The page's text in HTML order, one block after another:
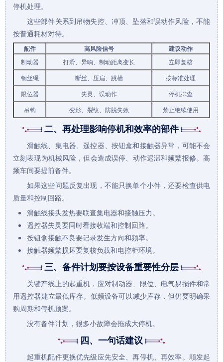
停机处理。
这些部件关系到吊物失控、冲顶、坠落和误动作风险，不能
按普通耗材对待。
配件 高风险信号 建议动作
制动器 打滑、异响、制动距离变长
立即复核
钢丝绳
断丝、压扁、跳槽
按标准处理
限位器
失灵、误动作
停机排查
吊钩
变形、裂纹、防脱失效 禁止继续使用
二、再处理影响停机和效率的部件
滑触线、集电器、遥控器、按钮盒和接触器异常，可能不会
立刻表现为机械风险，但会造成误停、动作迟滞和频繁报修。高
频车间要提前备件。
如果这些问题反复出现，不能只换单个小件，还要检查供电
质量和控制回路。
滑触线接头发热要联查集电器和接触压力。
遥控器失灵要同时看接收端和控制回路。
按钮盒接触不良要记录发生方向和频率。
接触器频繁损坏要复核负载和电控柜环境。
三、备件计划要按设备重要性分层
关键产线上的起重机 ，应对制动器、限位、电气易损件和常
用遥控器建立最低库存。低频设备可以减少库存，但仍要明确采
购周期和停机预案。
没有备件计划，很多小故障会拖成大停机。
四、一句话建议
起重机配件更换优先级应先安全、再停机、再效率。顺发起